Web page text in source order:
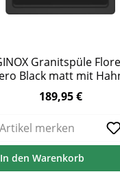
Granitspüle
Black matt mit
Preis:
189,95 €
Artikel merken
In den Warenkorb